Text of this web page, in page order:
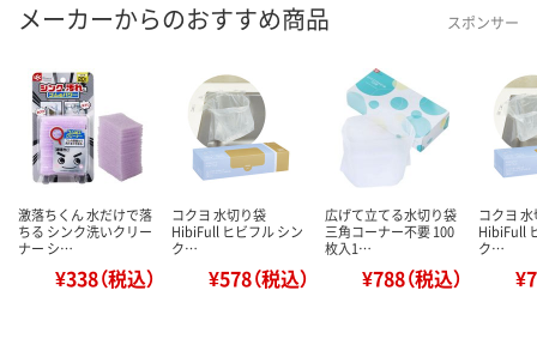
メーカーからのおすすめ商品 スポンサー
激落ちくん 水だけで落
ちる シンク洗いクリー
ナー シ…
¥338（税込）
コクヨ 水切り袋
HibiFull ヒビフル シン
ク…
¥578（税込）
広げて立てる水切り袋
三角コーナー不要 100
枚入1…
¥788（税込）
コクヨ
HibiFull
ク…